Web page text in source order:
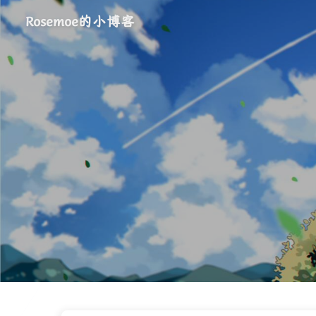
Rosemoe的小博客